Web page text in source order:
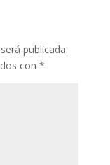
p r
publicada.
con *